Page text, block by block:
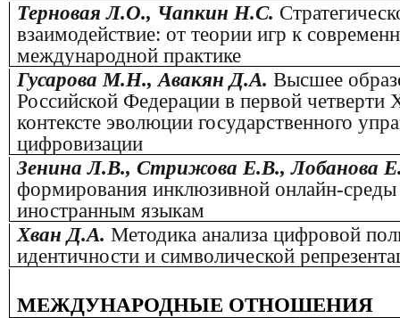
Терновая Л.О., Чапкин Н.С.
взаимодействие: от теории игр к
международной практике
Гусарова М.Н., Авакян Д.А. Высшее
Российской Федерации в первой четверти
контексте эволюции государственного
цифровизации
Зенина Л.В., Стрижова Е.В., Лобанова
формирования инклюзивной онлайн-среды
иностранным языкам
Хван Д.А. Методика анализа цифровой
идентичности и символической
МЕЖДУНАРОДНЫЕ ОТНОШЕНИЯ